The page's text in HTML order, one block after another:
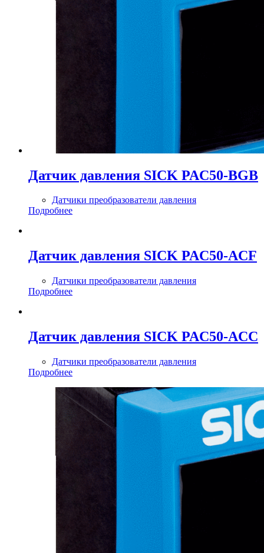
Датчик давления SICK PAC50-BGB
Датчики преобразователи давления
Подробнее
Датчик давления SICK PAC50-ACF
Датчики преобразователи давления
Подробнее
Датчик давления SICK PAC50-ACC
Датчики преобразователи давления
Подробнее